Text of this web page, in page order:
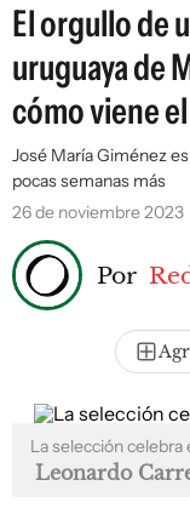
El orgullo de
uruguaya de
cómo viene
José María Giménez
pocas semanas más
26 de noviembre 2023
Por
La selección
Leonardo